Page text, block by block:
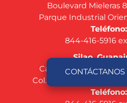
Boulevard Mieleras
Parque Industrial
Teléfono:
844-416-5916
Silao,
Carretera Federal
Col. Nuevo México,
Teléfono:
CONTÁCTANOS